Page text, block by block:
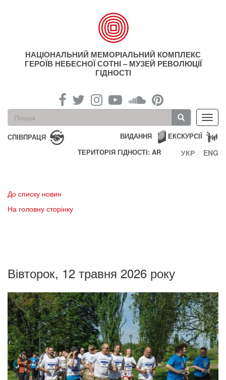
НАЦІОНАЛЬНИЙ МЕМОРІАЛЬНИЙ КОМПЛЕКС
ГЕРОЇВ НЕБЕСНОЇ СОТНІ – МУЗЕЙ РЕВОЛЮЦІЇ
ГІДНОСТІ
Пошукова
форма
Пошук
СПІВПРАЦЯ ЕКСКУРСІЇ
ВИДАННЯ
ТЕРИТОРІЯ ГІДНОСТІ: AR
УКР ENG
До списку новин
На головну сторінку
Вівторок, 12 травня 2026 року